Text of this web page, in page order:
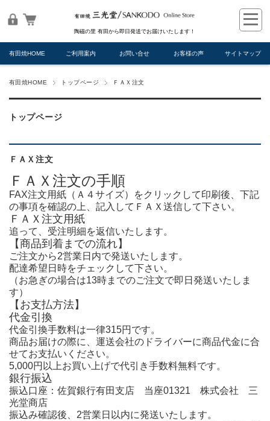
陶磁の里 有田から即日発送でお届けいたします！
有田焼HOME ご利用案内 お問い合せ お客様の声 サイトマップ
有田焼HOME トップページ ＦＡＸ注文
トップページ
ＦＡＸ注文
ＦＡＸ注文の手順
FAX注文用紙 （Ａ４サイズ）をクリックして印刷後、下記
の事項を確認の上、記入してＦＡＸ送信して下さい。
ＦＡＸ注文用紙
追って、受注明細を返信いたします。
【商品到着までの流れ】
ご注文から2営業日内で発送いたします。
配達希望日時をチェックして下さい。
（お急ぎの場合は13時までのご注文で即日発送いたしま
す）
【お支払方法】
代金引換
代金引換手数料は一律315円です。
商品お届けの際に、運送会社のドライバーに商品代金に合
せてお支払いください。
5,000円以上お買い上げで代引き手数料無料です。
銀行振込
振込口座：佐賀銀行有田支店 当座01321 株式会社 三
光堂商店
振込み確認後、2営業日以内に発送いたします。